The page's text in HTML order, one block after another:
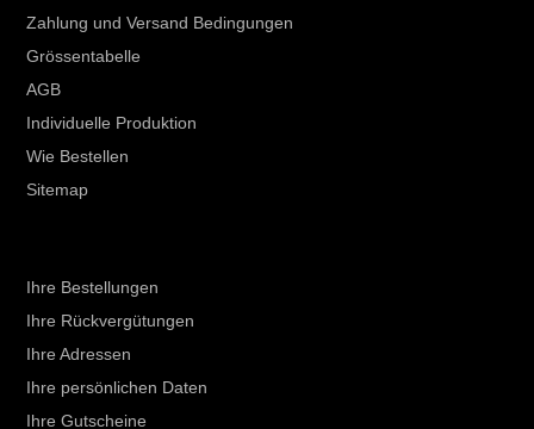
Zahlung und Versand Bedingungen
Grössentabelle
AGB
Individuelle Produktion
Wie Bestellen
Sitemap
Ihre Bestellungen
Ihre Rückvergütungen
Ihre Adressen
Ihre persönlichen Daten
Ihre Gutscheine